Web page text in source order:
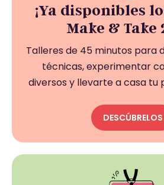
¡Ya disponibles
Make & Take
Talleres de 45 minutos para
técnicas, experimentar
diversos y llevarte a casa tu
DESCÚBRELOS